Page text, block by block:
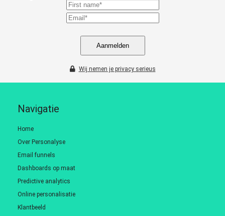
Aanmelden
Wij nemen je privacy serieus
Navigatie
Home
Over Personalyse
Email funnels
Dashboards op maat
Predictive analytics
Online personalisatie
Klantbeeld